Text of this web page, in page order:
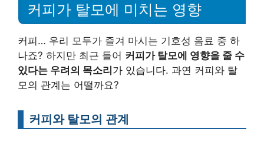
커피가 탈모에 미치는 영향
커피… 우리 모두가 즐겨 마시는 기호성 음료 중 하
나죠? 하지만 최근 들어 커피가 탈모에 영향을 줄 수
있다는 우려의 목소리가 있습니다. 과연 커피와 탈
모의 관계는 어떨까요?
커피와 탈모의 관계